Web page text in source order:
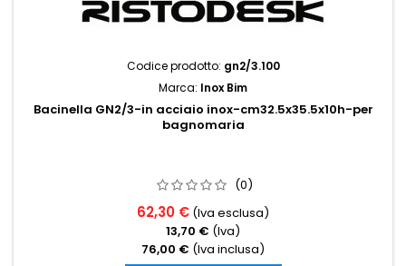
Codice prodotto: gn2/3.100
Marca: Inox Bim
Bacinella GN2/3-in acciaio inox-cm32.5x35.5x10h-per
bagnomaria
(0)
62,30 € (Iva esclusa)
13,70 € (Iva)
76,00 € (Iva inclusa)